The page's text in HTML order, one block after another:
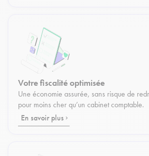
Votre fiscalité optimisée
Une économie assurée, sans risque de
pour moins cher qu’un cabinet comptable.
En savoir plus